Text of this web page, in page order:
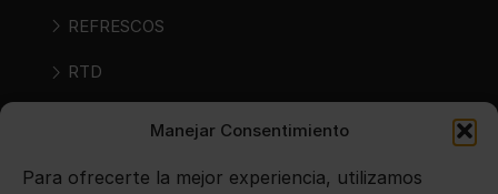
Manejar Consentimiento
Para ofrecerte la mejor experiencia, utilizamos
REFRESCOS
RTD